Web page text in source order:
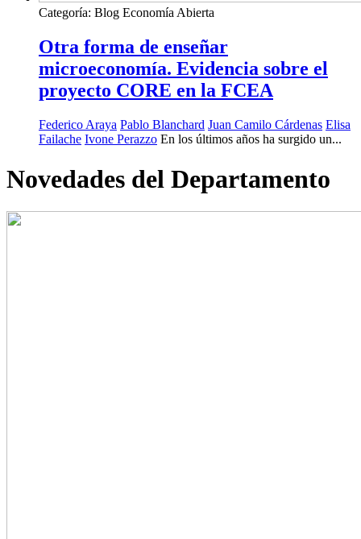
Categoría: Blog Economía Abierta
Otra forma de enseñar
microeconomía. Evidencia sobre el
proyecto CORE en la FCEA
Federico Araya Pablo Blanchard Juan Camilo Cárdenas Elisa
Failache Ivone Perazzo En los últimos años ha surgido un...
Novedades del Departamento